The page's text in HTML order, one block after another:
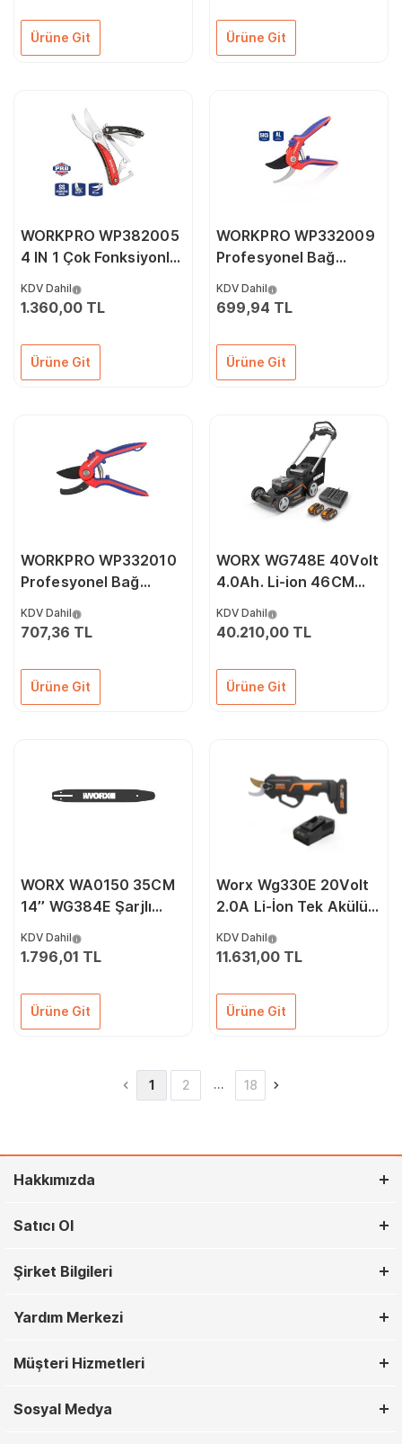
Ürüne Git Ürüne Git
WORKPRO WP382005
4 IN 1 Çok Fonksiyonlu
Budama Makası
KDV Dahil
1.360,00 TL
Ürüne Git
WORKPRO WP332009
Profesyonel Bağ
Makası
KDV Dahil
699,94 TL
Ürüne Git
WORKPRO WP332010
Profesyonel Bağ
Makası
KDV Dahil
707,36 TL
Ürüne Git
WORX WG748E 40Volt
4.0Ah. Li-ion 46CM
Şarjlı Çim Biçme
KDV Dahil
40.210,00 TL
Ürüne Git
WORX WA0150 35CM
14’’ WG384E Şarjlı
Yedek Pala
KDV Dahil
1.796,01 TL
Ürüne Git
Worx Wg330E 20Volt
2.0A Li-İon Tek Akülü
Dal Budama Makası
KDV Dahil
11.631,00 TL
Ürüne Git
1 2 … 18
Hakkımızda
Satıcı Ol
Şirket Bilgileri
Yardım Merkezi
Müşteri Hizmetleri
Sosyal Medya